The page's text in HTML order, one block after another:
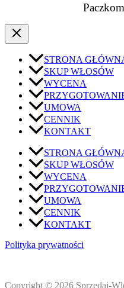
STRONA
SKUP WŁOSÓW
WYCENA
UMOWA
CENNIK
KONTAKT
STRONA
SKUP WŁOSÓW
WYCENA
UMOWA
CENNIK
KONTAKT
Polityka prywatności
Copyright © 2026 Sprzedaj-